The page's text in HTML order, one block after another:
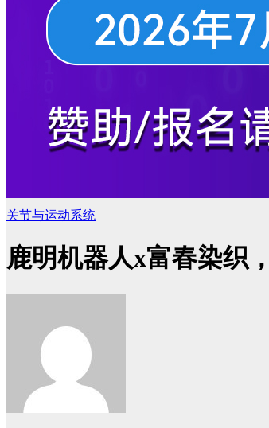
关节与运动系统
鹿明机器人x富春染织